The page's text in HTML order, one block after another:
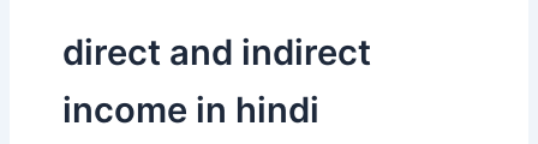
direct and indirect
income in hindi